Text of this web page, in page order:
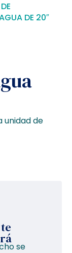
DE 20″
unidad de
se